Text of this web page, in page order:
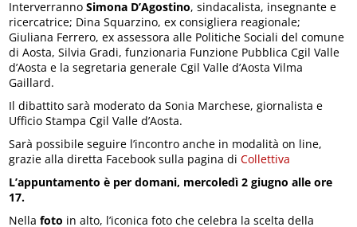
InterverrannoSimona D’Agostino, sindacalista, insegnante e
ricercatrice; Dina Squarzino, ex consigliera reagionale;
Giuliana Ferrero, ex assessora alle Politiche Sociali del comune
di Aosta, Silvia Gradi, funzionaria Funzione Pubblica Cgil Valle
d’Aosta e la segretaria generale Cgil Valle d’Aosta Vilma
Gaillard.
Il dibattito sarà moderato da Sonia Marchese, giornalista e
Ufficio Stampa Cgil Valle d’Aosta.
Sarà possibile seguire l’incontro anche in modalità on line,
grazie alla diretta Facebook sulla pagina diCollettiva
L’appuntamento è per domani, mercoledì 2 giugno alle ore
17.
Nella foto in alto, l’iconica foto che celebra la scelta della